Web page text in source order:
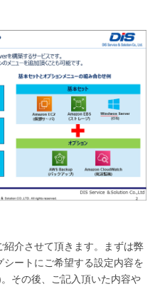
介させて頂きます。まずは弊
ートにご希望する設定内容を
その後、ご記入頂いた内容や